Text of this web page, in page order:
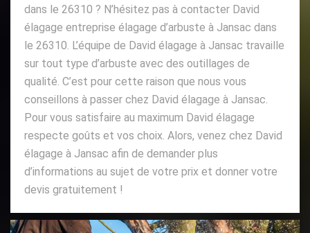
dans le 26310 ? N’hésitez pas à contacter David
élagage entreprise élagage d’arbuste à Jansac dans
le 26310. L’équipe de David élagage à Jansac travaille
sur tout type d’arbuste avec des outillages de
qualité. C’est pour cette raison que nous vous
conseillons à passer chez David élagage à Jansac.
Pour vous satisfaire au maximum David élagage
respecte goûts et vos choix. Alors, venez chez David
élagage à Jansac afin de demander plus
d’informations au sujet de votre prix et donner votre
devis gratuitement !